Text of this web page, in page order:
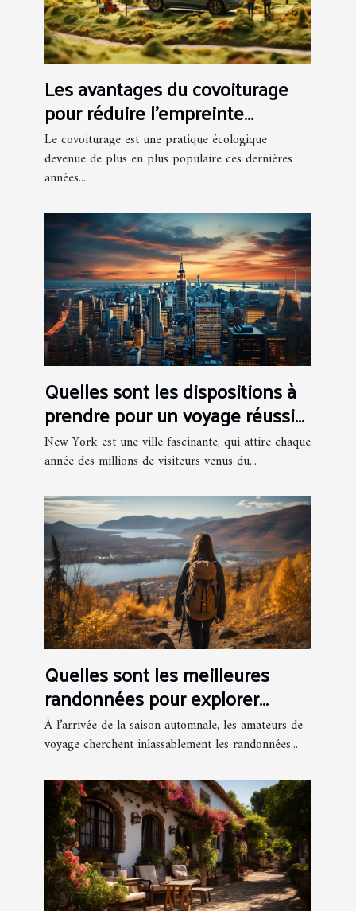
Les avantages du covoiturage
pour réduire l'empreinte
carbone lors de vos voyages
Le covoiturage est une pratique écologique
devenue de plus en plus populaire ces dernières
années...
Quelles sont les dispositions à
prendre pour un voyage réussi
sur New York ?
New York est une ville fascinante, qui attire chaque
année des millions de visiteurs venus du...
Quelles sont les meilleures
randonnées pour explorer
l’automne à Montréal ?
À l’arrivée de la saison automnale, les amateurs de
voyage cherchent inlassablement les randonnées...